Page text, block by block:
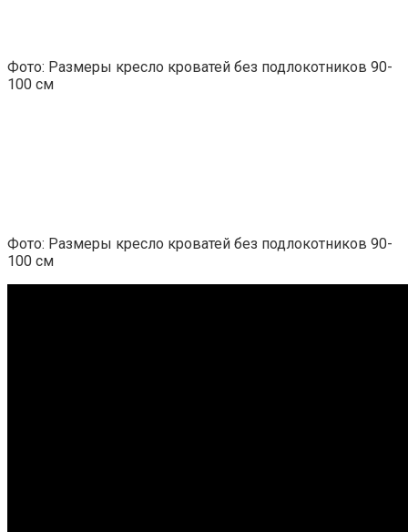
Фото: Размеры кресло кроватей без подлокотников 90-
100 см
Фото: Размеры кресло кроватей без подлокотников 90-
100 см